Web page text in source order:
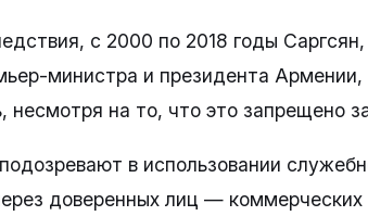
с 2000 по 2018 годы
министра и президента
несмотря на то, что это запрещено
в использовании
доверенных лиц — коммерческих